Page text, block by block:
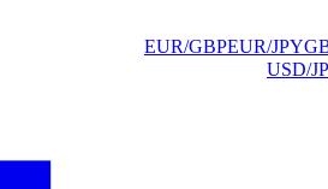
EUR/GBPEUR/JPY